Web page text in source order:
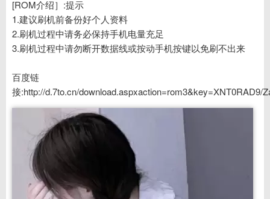
[ROM介绍］:提示
1.建议刷机前备份好个人资料
2.刷机过程中请务必保持手机电量充足
3.刷机过程中请勿断开数据线或按动手机按键以免刷不出来
百度链
接:http://d.7to.cn/